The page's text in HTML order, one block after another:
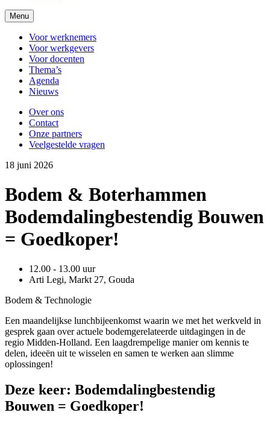
Menu
Voor werknemers
Voor werkgevers
Voor docenten
Thema’s
Agenda
Nieuws
Over ons
Contact
Onze partners
Veelgestelde vragen
18 juni 2026
Bodem & Boterhammen
Bodemdalingbestendig Bouwen
= Goedkoper!
12.00 - 13.00 uur
Arti Legi, Markt 27, Gouda
Bodem & Technologie
Een maandelijkse lunchbijeenkomst waarin we met het werkveld in
gesprek gaan over actuele bodemgerelateerde uitdagingen in de
regio Midden-Holland. Een laagdrempelige manier om kennis te
delen, ideeën uit te wisselen en samen te werken aan slimme
oplossingen!
Deze keer: Bodemdalingbestendig
Bouwen = Goedkoper!